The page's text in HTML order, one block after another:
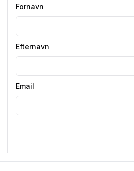
Fornavn
Efternavn
Email